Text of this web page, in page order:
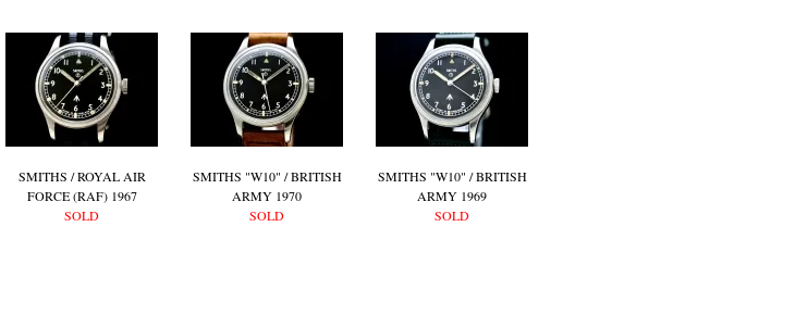
SMITHS / ROYAL AIR
FORCE (RAF) 1967
SOLD
SMITHS "W10" / BRITISH
ARMY 1970
SOLD
SMITHS "W10" / BRITISH
ARMY 1969
SOLD